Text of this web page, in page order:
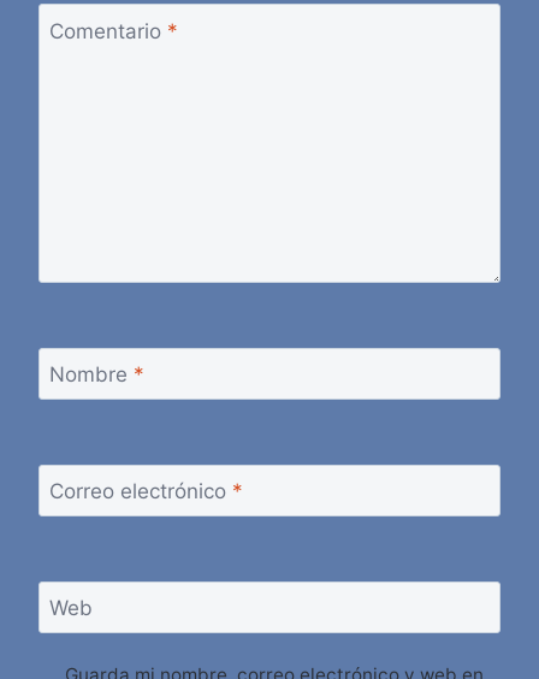
Comentario *
Nombre *
Correo electrónico *
Web